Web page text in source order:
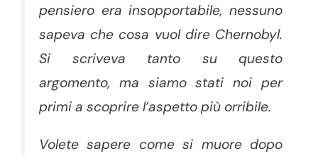
pensiero era insopportabile, nessuno
sapeva che cosa vuol dire Chernobyl.
Si scriveva tanto su questo
argomento, ma siamo stati noi per
primi a scoprire l’aspetto più orribile.
Volete sapere come si muore dopo